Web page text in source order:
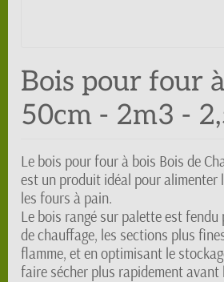
Bois pour four
50cm - 2m3 -
Le bois pour four à bois Bois de
est un produit idéal pour alimenter
les fours à pain.
Le bois rangé sur palette est fendu
de chauffage, les sections plus
flamme, et en optimisant le
faire sécher plus rapidement